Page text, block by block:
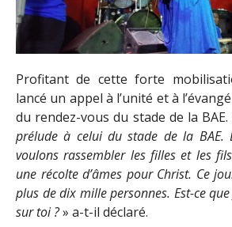
Profitant de cette forte
lancé un appel à l’unité et à
du rendez-vous du stade de la BAE.
prélude à celui du stade de la BAE.
voulons rassembler les filles et les
une récolte d’âmes pour Christ. Ce
plus de dix mille personnes. Est-ce
sur toi ?» a-t-il déclaré.